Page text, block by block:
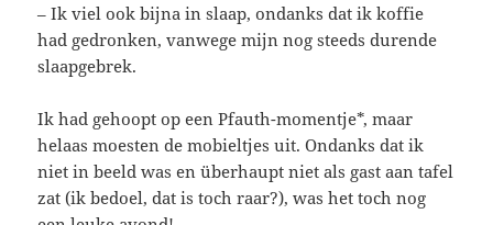
– Ik viel ook bijna in slaap, ondanks dat ik koffie
had gedronken, vanwege mijn nog steeds durende
slaapgebrek.
Ik had gehoopt op een Pfauth-momentje*, maar
helaas moesten de mobieltjes uit. Ondanks dat ik
niet in beeld was en überhaupt niet als gast aan tafel
zat (ik bedoel, dat is toch raar?), was het toch nog